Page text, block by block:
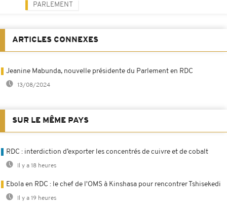
PARLEMENT
ARTICLES CONNEXES
Jeanine Mabunda, nouvelle présidente du Parlement en RDC
13/08/2024
SUR LE MÊME PAYS
RDC : interdiction d’exporter les concentrés de cuivre et de cobalt
Il y a 18 heures
Ebola en RDC : le chef de l'OMS à Kinshasa pour rencontrer Tshisekedi
Il y a 19 heures